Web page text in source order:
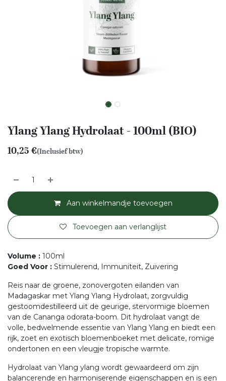
Ylang Ylang Hydrolaat - 100ml (BIO)
10,25€(Inclusief btw)
Aan winkelmandje toevoegen
Toevoegen aan verlanglijst
Volume : 100ml
Goed Voor : Stimulerend, Immuniteit, Zuivering
Reis naar de groene, zonovergoten eilanden van
Madagaskar met Ylang Ylang Hydrolaat, zorgvuldig
gestoomdestilleerd uit de geurige, stervormige bloemen
van de Cananga odorata-boom. Dit hydrolaat vangt de
volle, bedwelmende essentie van Ylang Ylang en biedt een
rijk, zoet en exotisch bloemenboeket met delicate, romige
ondertonen en een vleugje tropische warmte.
Hydrolaat van Ylang ylang wordt gewaardeerd om zijn
balancerende en harmoniserende eigenschappen en is een